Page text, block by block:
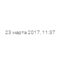
23 марта 2017, 11:37